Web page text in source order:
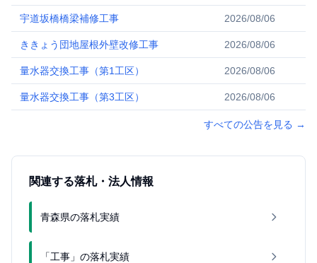
宇道坂橋橋梁補修工事 2026/08/06
ききょう団地屋根外壁改修工事 2026/08/06
量水器交換工事（第1工区） 2026/08/06
量水器交換工事（第3工区） 2026/08/06
すべての公告を見る →
関連する落札・法人情報
青森県の落札実績
「工事」の落札実績